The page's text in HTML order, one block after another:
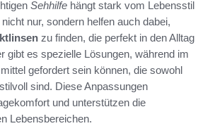
Sehhilfe hängt stark vom Lebensstil
nur, sondern helfen auch dabei,
zu finden, die perfekt in den Alltag
gibt es spezielle Lösungen, während im
gefordert sein können, die sowohl
sind. Diese Anpassungen
und unterstützen die
Lebensbereichen.